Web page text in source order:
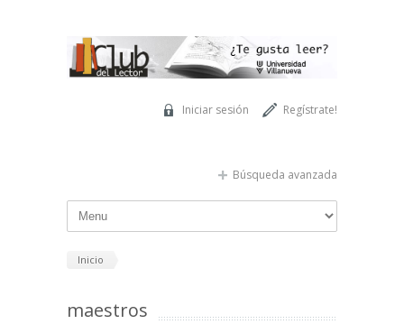
Regístrate!
Iniciar sesión
Búsqueda avanzada
Inicio
maestros